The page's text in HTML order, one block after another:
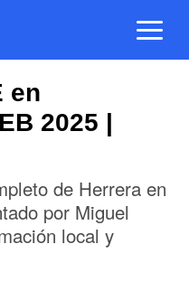
en
2025 |
de Herrera en
por Miguel
local y